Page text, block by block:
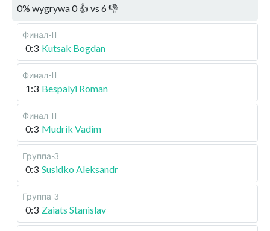
0% wygrywa0👍 vs 6👎
Финал-II
0:3 Kutsak Bogdan
Финал-II
1:3 Bespalyi Roman
Финал-II
0:3 Mudrik Vadim
Группа-3
0:3 Susidko Aleksandr
Группа-3
0:3 Zaiats Stanislav